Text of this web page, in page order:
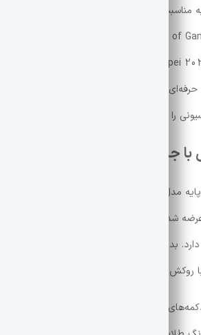
بیستمین سالگرد برند گیمینگ
حرفه‌ای در سطح ورزش‌های الکترونیکی و
را ارائه می‌دهد.
طلای ۲۴ عیار
سال 2025 عرضه شد ساخته شده است، اما تغییرات
بدنه نیمه‌شفاف مشکی آن با یک
عیار ترکیب شده است.
کناری، اسکرول‌ویل و بخش‌هایی